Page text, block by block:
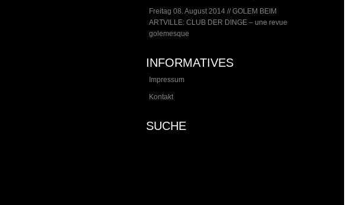
Freitag 08. August 2014 // GOLEM BEIM
ARTVILLE: CLUB DER DINGE – une revue
golemesque
INFORMATIVES
Impressum
Kontakt
SUCHE